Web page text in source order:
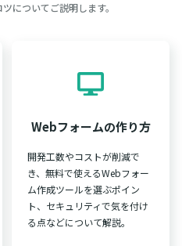
についてご説明します。
Webフォームの作り方
開発工数やコストが削減で
き、無料で使えるWebフォー
ム作成ツールを選ぶポイン
ト、セキュリティで気を付け
る点などについて解説。